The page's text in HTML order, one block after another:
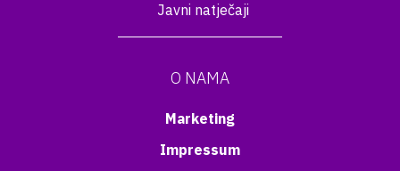
Javni natječaji
O NAMA
Marketing
Impressum